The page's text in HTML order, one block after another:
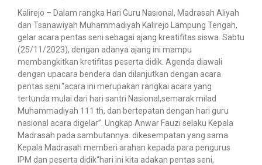
Kalirejo – Dalam rangka Hari Guru Nasional, Madrasah Aliyah
dan Tsanawiyah Muhammadiyah Kalirejo Lampung Tengah,
gelar acara pentas seni sebagai ajang kreatifitas siswa. Sabtu
(25/11/2023), dengan adanya ajang ini mampu
membangkitkan kretifitas peserta didik. Agenda diawali
dengan upacara bendera dan dilanjutkan dengan acara
pentas seni.“acara ini merupakan rangkai acara yang
tertunda mulai dari hari santri Nasional,semarak milad
Muhammadiyah 111 th, dan bertepatan dengan hari guru
nasional acara digelar”. Ungkap Anwar Fauzi selaku Kepala
Madrasah pada sambutannya. dikesempatan yang sama
Kepala Madrasah memberi arahan kepada para pengurus
IPM dan peserta didik“hari ini kita adakan pentas seni,